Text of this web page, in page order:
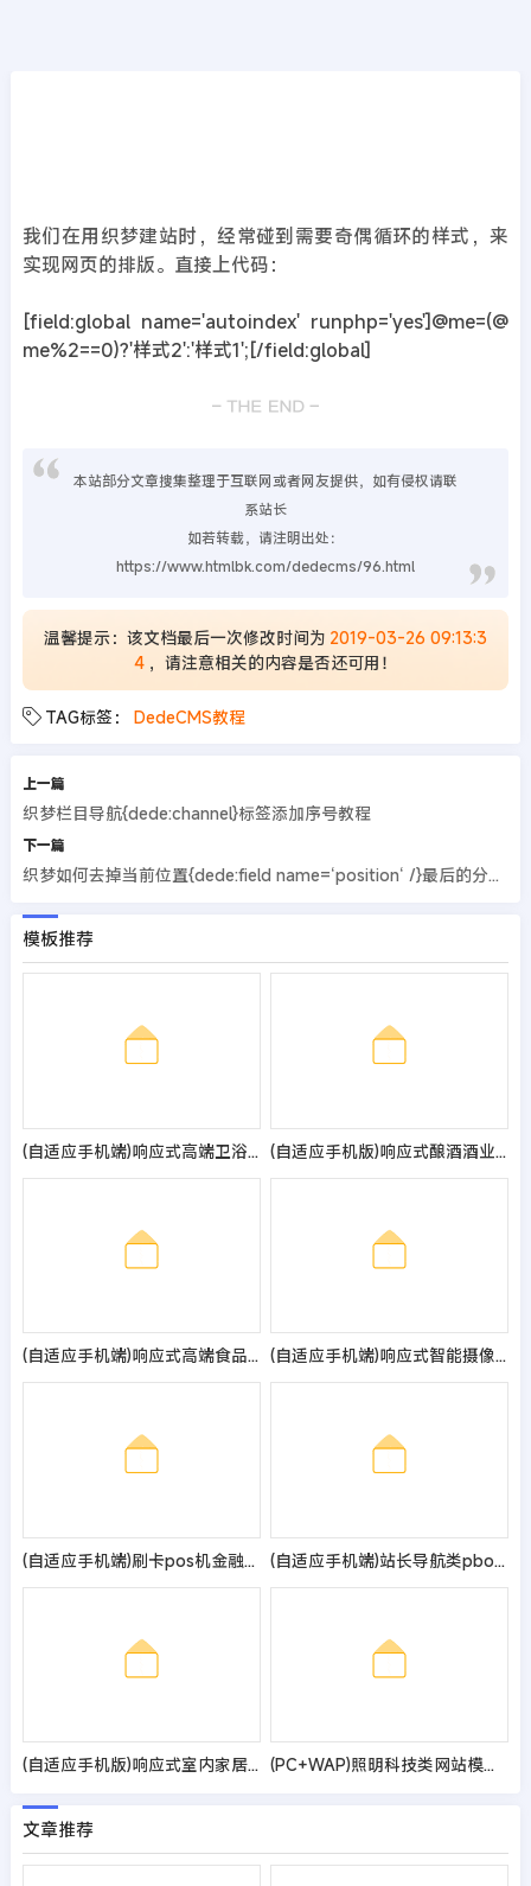
我们在用织梦建站时，经常碰到需要奇偶循环的样式，来
实现网页的排版。直接上代码：
[field:global name='autoindex' runphp='yes']@me=(@
me%2==0)?'样式2':'样式1';[/field:global]
本站部分文章搜集整理于互联网或者网友提供，如有侵权请联
系站长
如若转载，请注明出处：
https://www.htmlbk.com/dedecms/96.html
温馨提示：该文档最后一次修改时间为 2019-03-26 09:13:3
4 ，请注意相关的内容是否还可用！
TAG标签： DedeCMS教程
上一篇
织梦栏目导航{dede:channel}标签添加序号教程
下一篇
织梦如何去掉当前位置{dede:field name=‘position‘ /}最后的分隔符>
模板推荐
(自适应手机端)响应式高端卫浴产品网站模板 (自适应手机版)响应式酿酒酒业食品类pbootcms网站模板 葡萄酒黄酒类网站源码
(自适应手机端)响应式高端食品加工企业网站pbootcms模板 HTML5食品企业网站源码 (自适应手机端)响应式智能摄像头设备pbootcms网站模板 蓝色安全防盗电子探头设备网站源码
(自适应手机端)刷卡pos机金融数据支付电子科技公司网站pbootcms模板 移动支付设备pos机网站源码 (自适应手机端)站长导航类pbootcms网站模板 html5导航网站源码
(自适应手机版)响应式室内家居设计英文外贸网站模板 (PC+WAP)照明科技类网站模板 LED灯具照明网站源码
文章推荐